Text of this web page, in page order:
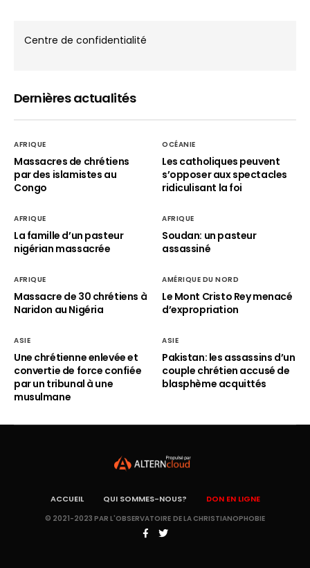
Centre de confidentialité
Dernières actualités
AFRIQUE
Massacres de chrétiens
par des islamistes au
Congo
OCÉANIE
Les catholiques peuvent
s’opposer aux spectacles
ridiculisant la foi
AFRIQUE
La famille d’un pasteur
nigérian massacrée
AFRIQUE
Soudan: un pasteur
assassiné
AFRIQUE
Massacre de 30 chrétiens à
Naridon au Nigéria
AMÉRIQUE DU NORD
Le Mont Cristo Rey menacé
d’expropriation
ASIE
Une chrétienne enlevée et
convertie de force confiée
par un tribunal à une
musulmane
ASIE
Pakistan: les assassins d’un
couple chrétien accusé de
blasphème acquittés
ACCUEIL QUI SOMMES-NOUS? DON EN LIGNE
© 2021-2023 PAR L'OBSERVATOIRE DE LA CHRISTIANOPHOBIE